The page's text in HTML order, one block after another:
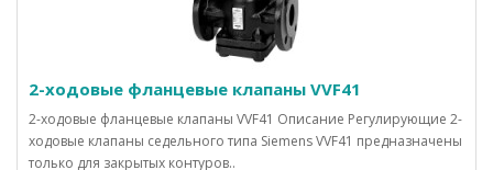
2-ходовые фланцевые клапаны VVF41
2-ходовые фланцевые клапаны VVF41 Описание Регулирующие 2-
ходовые клапаны седельного типа Siemens VVF41 предназначены
только для закрытых контуров..